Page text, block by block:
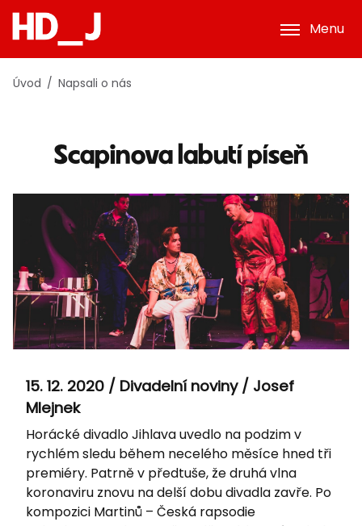
Menu
Úvod Napsali o nás
Scapinova labutí píseň
15. 12. 2020 / Divadelní noviny / Josef
Mlejnek
Horácké divadlo Jihlava uvedlo na podzim v
rychlém sledu během necelého měsíce hned tři
premiéry. Patrně v předtuše, že druhá vlna
koronaviru znovu na delší dobu divadla zavře. Po
kompozici Martinů – Česká rapsodie